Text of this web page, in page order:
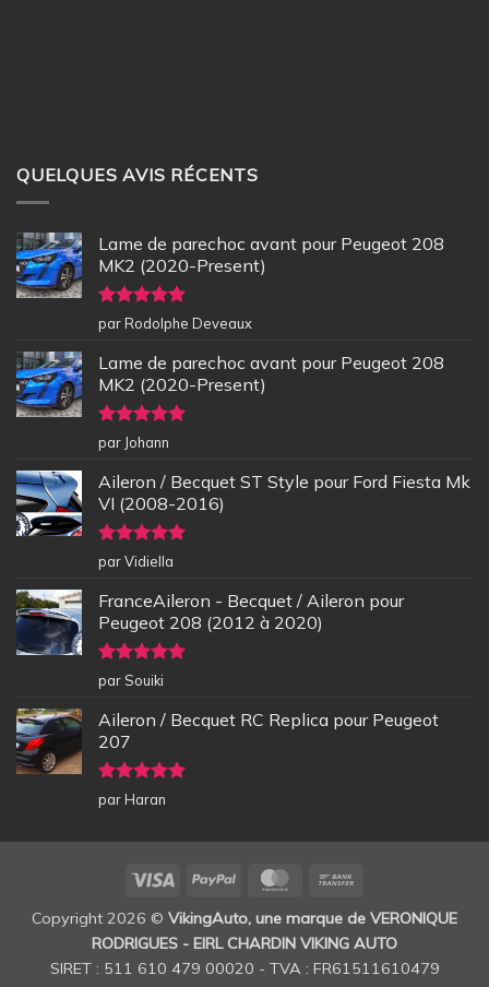
QUELQUES AVIS RÉCENTS
Lame de parechoc avant pour Peugeot 208
MK2 (2020-Present)
Note5sur
5
par Rodolphe Deveaux
Lame de parechoc avant pour Peugeot 208
MK2 (2020-Present)
Note5sur
5
par Johann
Aileron / Becquet ST Style pour Ford Fiesta Mk
VI (2008-2016)
Note5sur
5
par Vidiella
FranceAileron - Becquet / Aileron pour
Peugeot 208 (2012 à 2020)
Note5sur
5
par Souiki
Aileron / Becquet RC Replica pour Peugeot
207
Note5sur
5
par Haran
Visa PayPal MasterCard
Copyright 2026 © VikingAuto, une marque de VERONIQUE
RODRIGUES - EIRL CHARDIN VIKING AUTO
SIRET : 511 610 479 00020 - TVA : FR61511610479